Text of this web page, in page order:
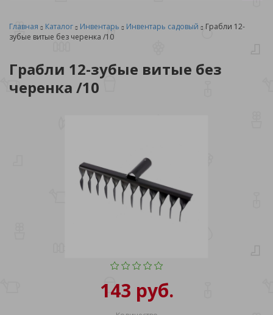
Главная Каталог Инвентарь Инвентарь садовый
Грабли 12-
зубые витые без черенка /10
Грабли 12-зубые витые без
черенка /10
143 руб.